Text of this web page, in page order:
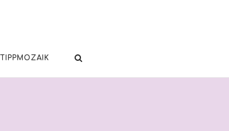
TIPPMOZAIK